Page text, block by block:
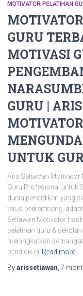
MOTIVATOR PELATIHAN
GURU
MOTIVASI
GURU |
UNTUK
Aris Setiawan Motivator
Guru Profesional untuk
dunia pendidikan yang
terus berkembang,
Setiawan Motivator
pelatihan guru &
meningkatkan
pendidik di Read more
Byarissetiawan 7